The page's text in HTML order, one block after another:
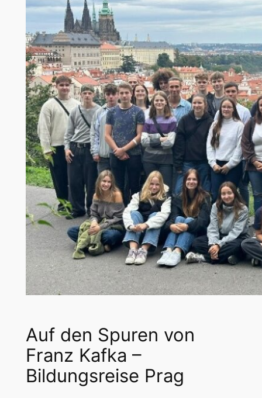
Auf den Spuren von
Franz Kafka –
Bildungsreise Prag